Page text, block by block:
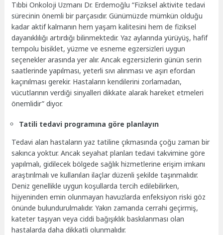
Tıbbi Onkoloji Uzmanı Dr. Erdemoğlu “Fiziksel aktivite tedavi
sürecinin önemli bir parçasıdır. Günümüzde mümkün olduğu
kadar aktif kalmanın hem yaşam kalitesini hem de fiziksel
dayanıklılığı artırdığı bilinmektedir. Yaz aylarında yürüyüş, hafif
tempolu bisiklet, yüzme ve esneme egzersizleri uygun
seçenekler arasında yer alır. Ancak egzersizlerin günün serin
saatlerinde yapılması, yeterli sıvı alınması ve aşırı efordan
kaçınılması gerekir. Hastaların kendilerini zorlamadan,
vücutlarının verdiği sinyalleri dikkate alarak hareket etmeleri
önemlidir” diyor.
Tatili tedavi programına göre planlayın
Tedavi alan hastaların yaz tatiline çıkmasında çoğu zaman bir
sakınca yoktur. Ancak seyahat planları tedavi takvimine göre
yapılmalı, gidilecek bölgede sağlık hizmetlerine erişim imkanı
araştırılmalı ve kullanılan ilaçlar düzenli şekilde taşınmalıdır.
Deniz genellikle uygun koşullarda tercih edilebilirken,
hijyeninden emin olunmayan havuzlarda enfeksiyon riski göz
önünde bulundurulmalıdır. Yakın zamanda cerrahi geçirmiş,
kateter taşıyan veya ciddi bağışıklık baskılanması olan
hastalarda daha dikkatli olunmalıdır.